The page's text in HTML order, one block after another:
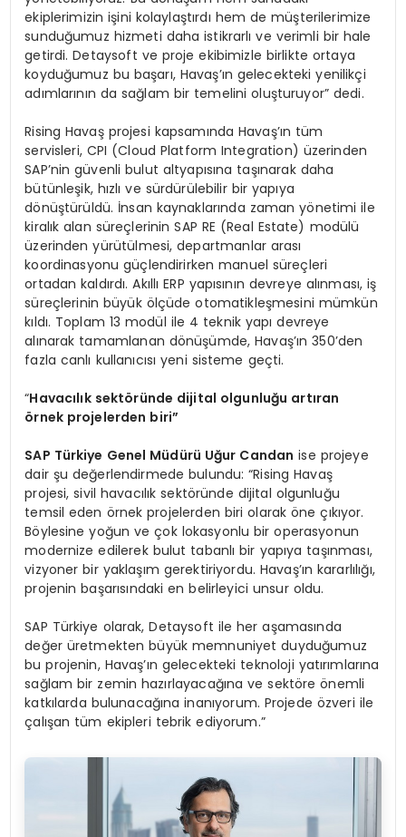
ekiplerimizin işini kolaylaştırdı hem de müşterilerimize
sunduğumuz hizmeti daha istikrarlı ve verimli bir hale
getirdi. Detaysoft ve proje ekibimizle birlikte ortaya
koyduğumuz bu başarı, Havaş’ın gelecekteki yenilikçi
adımlarının da sağlam bir temelini oluşturuyor” dedi.
Rising Havaş projesi kapsamında Havaş’ın tüm
servisleri, CPI (Cloud Platform Integration) üzerinden
SAP’nin güvenli bulut altyapısına taşınarak daha
bütünleşik, hızlı ve sürdürülebilir bir yapıya
dönüştürüldü. İnsan kaynaklarında zaman yönetimi ile
kiralık alan süreçlerinin SAP RE (Real Estate) modülü
üzerinden yürütülmesi, departmanlar arası
koordinasyonu güçlendirirken manuel süreçleri
ortadan kaldırdı. Akıllı ERP yapısının devreye alınması, iş
süreçlerinin büyük ölçüde otomatikleşmesini mümkün
kıldı. Toplam 13 modül ile 4 teknik yapı devreye
alınarak tamamlanan dönüşümde, Havaş’ın 350’den
fazla canlı kullanıcısı yeni sisteme geçti.
“Havacılık sektöründe dijital olgunluğu artıran
örnek projelerden biri”
SAP Türkiye Genel Müdürü Uğur Candan ise projeye
dair şu değerlendirmede bulundu: “Rising Havaş
projesi, sivil havacılık sektöründe dijital olgunluğu
temsil eden örnek projelerden biri olarak öne çıkıyor.
Böylesine yoğun ve çok lokasyonlu bir operasyonun
modernize edilerek bulut tabanlı bir yapıya taşınması,
vizyoner bir yaklaşım gerektiriyordu. Havaş’ın kararlılığı,
projenin başarısındaki en belirleyici unsur oldu.
SAP Türkiye olarak, Detaysoft ile her aşamasında
değer üretmekten büyük memnuniyet duyduğumuz
bu projenin, Havaş’ın gelecekteki teknoloji yatırımlarına
sağlam bir zemin hazırlayacağına ve sektöre önemli
katkılarda bulunacağına inanıyorum. Projede özveri ile
çalışan tüm ekipleri tebrik ediyorum.”